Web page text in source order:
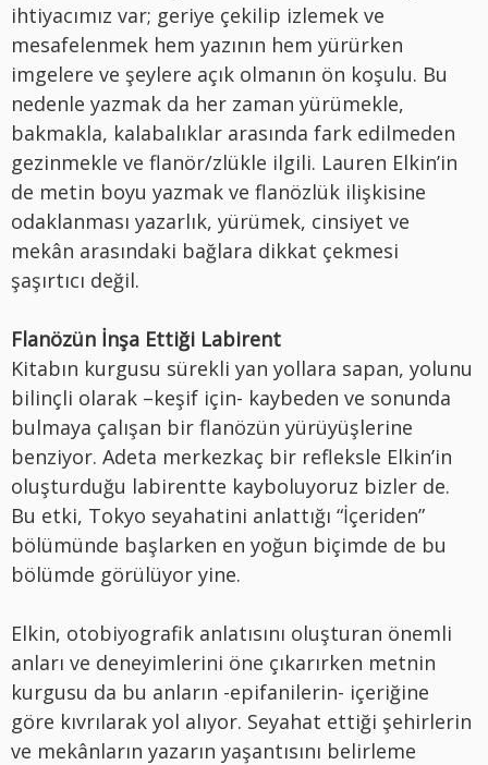
ihtiyacımız var; geriye çekilip izlemek ve
mesafelenmek hem yazının hem yürürken
imgelere ve şeylere açık olmanın ön koşulu. Bu
nedenle yazmak da her zaman yürümekle,
bakmakla, kalabalıklar arasında fark edilmeden
gezinmekle ve flanör/zlükle ilgili. Lauren Elkin’in
de metin boyu yazmak ve flanözlük ilişkisine
odaklanması yazarlık, yürümek, cinsiyet ve
mekân arasındaki bağlara dikkat çekmesi
şaşırtıcı değil.
Flanözün İnşa Ettiği Labirent
Kitabın kurgusu sürekli yan yollara sapan, yolunu
bilinçli olarak –keşif için- kaybeden ve sonunda
bulmaya çalışan bir flanözün yürüyüşlerine
benziyor. Adeta merkezkaç bir refleksle Elkin’in
oluşturduğu labirentte kayboluyoruz bizler de.
Bu etki, Tokyo seyahatini anlattığı “İçeriden”
bölümünde başlarken en yoğun biçimde de bu
bölümde görülüyor yine.
Elkin, otobiyografik anlatısını oluşturan önemli
anları ve deneyimlerini öne çıkarırken metnin
kurgusu da bu anların -epifanilerin- içeriğine
göre kıvrılarak yol alıyor. Seyahat ettiği şehirlerin
ve mekânların yazarın yaşantısını belirleme